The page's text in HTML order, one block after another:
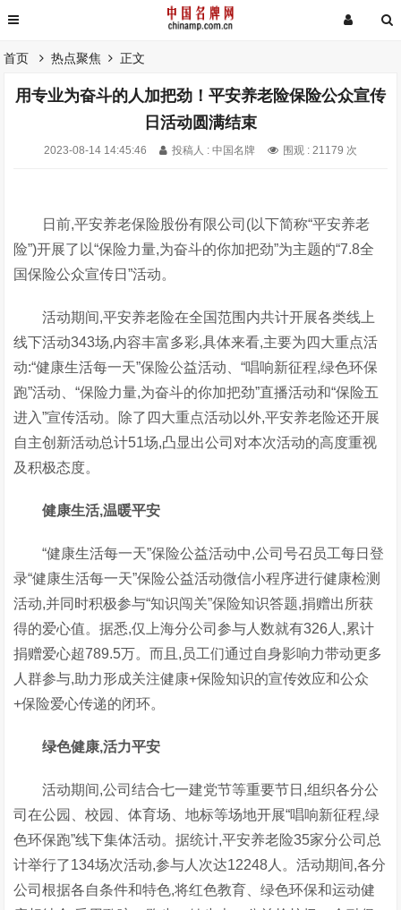
首页 热点聚焦 正文
用专业为奋斗的人加把劲！平安养老险保险公众宣传
日活动圆满结束
2023-08-14 14:45:46 投稿人 : 中国名牌 围观 : 21179 次
日前,平安养老保险股份有限公司(以下简称“平安养老
险”)开展了以“保险力量,为奋斗的你加把劲”为主题的“7.8全
国保险公众宣传日”活动。
活动期间,平安养老险在全国范围内共计开展各类线上
线下活动343场,内容丰富多彩,具体来看,主要为四大重点活
动:“健康生活每一天”保险公益活动、“唱响新征程,绿色环保
跑”活动、“保险力量,为奋斗的你加把劲”直播活动和“保险五
进入”宣传活动。除了四大重点活动以外,平安养老险还开展
自主创新活动总计51场,凸显出公司对本次活动的高度重视
及积极态度。
健康生活,温暖平安
“健康生活每一天”保险公益活动中,公司号召员工每日登
录“健康生活每一天”保险公益活动微信小程序进行健康检测
活动,并同时积极参与“知识闯关”保险知识答题,捐赠出所获
得的爱心值。据悉,仅上海分公司参与人数就有326人,累计
捐赠爱心超789.5万。而且,员工们通过自身影响力带动更多
人群参与,助力形成关注健康+保险知识的宣传效应和公众
+保险爱心传递的闭环。
绿色健康,活力平安
活动期间,公司结合七一建党节等重要节日,组织各分公
司在公园、校园、体育场、地标等场地开展“唱响新征程,绿
色环保跑”线下集体活动。据统计,平安养老险35家分公司总
计举行了134场次活动,参与人次达12248人。活动期间,各分
公司根据各自条件和特色,将红色教育、绿色环保和运动健